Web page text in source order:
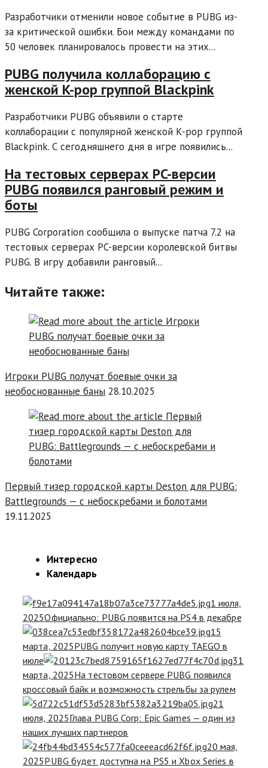
Разработчики отменили новое событие в PUBG из-
за критической ошибки. Бои между командами по
50 человек планировалось провести на этих...
PUBG получила коллаборацию с
женской K-pop группой Blackpink
Разработчики PUBG объявили о старте
коллаборации с популярной женской K-pop группой
Blackpink. С сегодняшнего дня в игре появились...
На тестовых серверах PC-версии
PUBG появился ранговый режим и
боты
PUBG Corporation сообщила о выпуске патча 7.2 на
тестовых серверах PC-версии королевской битвы
PUBG. В игру добавили ранговый...
Читайте также:
Игроки PUBG получат боевые очки за
необоснованные баны 28.10.2025
Первый тизер городской карты Deston для PUBG:
Battlegrounds — с небоскребами и болотами
19.11.2025
Интересно
Календарь
1 июля,
2025Официально: PUBG появится на PS4 в декабре
15
марта, 2025PUBG получит новую карту TAEGO в
июле
31
марта, 2025На тестовом сервере PUBG появился
кроссовый байк и возможность стрельбы за рулем
21
июля, 2025Глава PUBG Corp: Epic Games — один из
наших лучших партнеров
20 мая,
2025PUBG будет доступна на PS5 и Xbox Series в